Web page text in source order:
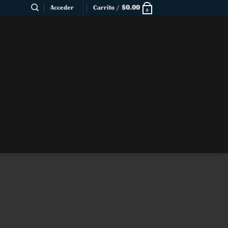
Acceder Carrito / $0.00 0